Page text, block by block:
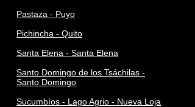
Pastaza - Puyo
Pichincha - Quito
Santa Elena - Santa Elena
Santo Domingo de los Tsáchilas -
Santo Domingo
Sucumbíos - Lago Agrio - Nueva Loja